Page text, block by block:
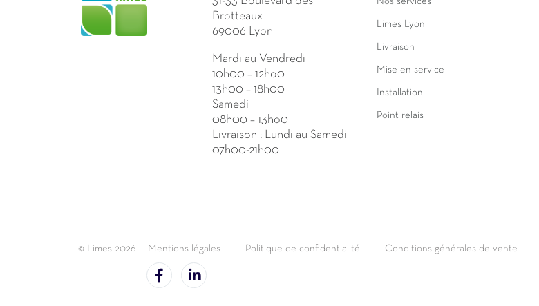
Brotteaux
69006 Lyon
Mardi au Vendredi
10h00 – 12ho0
13h00 – 18h00
Samedi
08h00 – 13ho0
Livraison : Lundi au Samedi
07h00-21h00
Limes Lyon
Livraison
Mise en service
Installation
Point relais
© Limes 2026 Mentions légales Politique de confidentialité Conditions générales de vente